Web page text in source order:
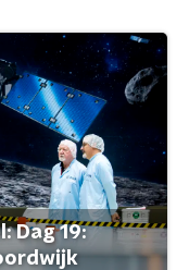
Dag 19: